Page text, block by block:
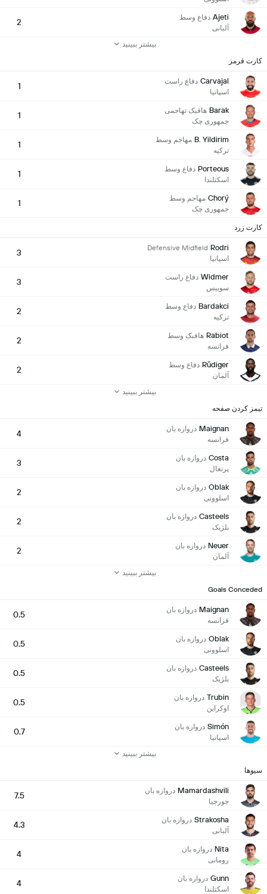
Ajeti دفاع وسط
آلبانی
2
بیشتر ببینید
کارت قرمز
Carvajal دفاع راست
اسپانیا
1
Barak هافبک تهاجمی
جمهوری چک
1
B. Yildirim مهاجم وسط
ترکیه
1
Porteous دفاع وسط
اسكتلندا
1
Chorý مهاجم وسط
جمهوری چک
1
کارت زرد
Rodri
Defensive Midfield
اسپانیا
3
Widmer دفاع راست
سوییس
3
Bardakci دفاع وسط
ترکیه
2
Rabiot هافبک وسط
فرانسه
2
Rüdiger دفاع وسط
آلمان
2
بیشتر ببینید
تیمز کردن صفحه
Maignan دروازه بان
فرانسه
4
Costa دروازه بان
پرتغال
3
Oblak دروازه بان
اسلوونی
2
Casteels دروازه بان
بلژیک
2
Neuer دروازه بان
آلمان
2
بیشتر ببینید
Goals Conceded
Maignan دروازه بان
فرانسه
0.5
Oblak دروازه بان
اسلوونی
0.5
Casteels دروازه بان
بلژیک
0.5
Trubin دروازه بان
اوکراین
0.5
Simón دروازه بان
اسپانیا
0.7
بیشتر ببینید
سیوها
Mamardashvili دروازه بان
جورجیا
7.5
Strakosha دروازه بان
آلبانی
4.3
Nita دروازه بان
رومانی
4
Gunn دروازه بان
اسكتلندا
4